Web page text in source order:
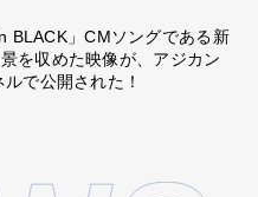
BLACK」CMソングである新
を収めた映像が、アジカン
で公開された！